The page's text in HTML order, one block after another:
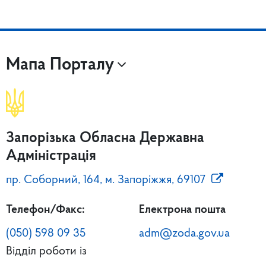
Мапа Порталу
Запорізька Обласна Державна
Адміністрація
пр. Соборний, 164, м. Запоріжжя, 69107
Телефон/Факс:
(050) 598 09 35
Відділ роботи із
Електрона пошта
adm@zoda.gov.ua